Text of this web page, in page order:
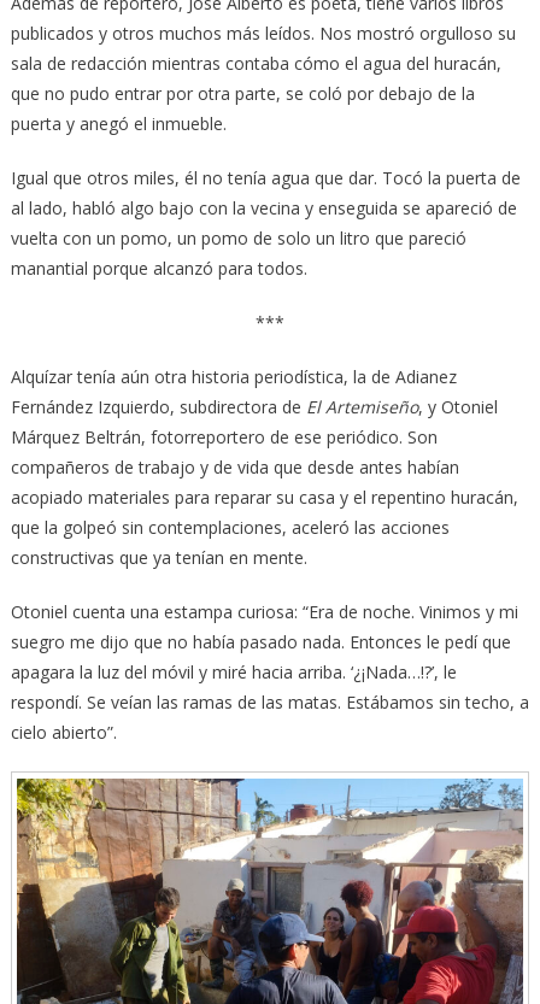
publicados y otros muchos más leídos. Nos mostró orgulloso su
sala de redacción mientras contaba cómo el agua del huracán,
que no pudo entrar por otra parte, se coló por debajo de la
puerta y anegó el inmueble.
Igual que otros miles, él no tenía agua que dar. Tocó la puerta de
al lado, habló algo bajo con la vecina y enseguida se apareció de
vuelta con un pomo, un pomo de solo un litro que pareció
manantial porque alcanzó para todos.
***
Alquízar tenía aún otra historia periodística, la de Adianez
Fernández Izquierdo, subdirectora de El Artemiseño, y Otoniel
Márquez Beltrán, fotorreportero de ese periódico. Son
compañeros de trabajo y de vida que desde antes habían
acopiado materiales para reparar su casa y el repentino huracán,
que la golpeó sin contemplaciones, aceleró las acciones
constructivas que ya tenían en mente.
Otoniel cuenta una estampa curiosa: “Era de noche. Vinimos y mi
suegro me dijo que no había pasado nada. Entonces le pedí que
apagara la luz del móvil y miré hacia arriba. ‘¿¡Nada…!?’, le
respondí. Se veían las ramas de las matas. Estábamos sin techo, a
cielo abierto”.